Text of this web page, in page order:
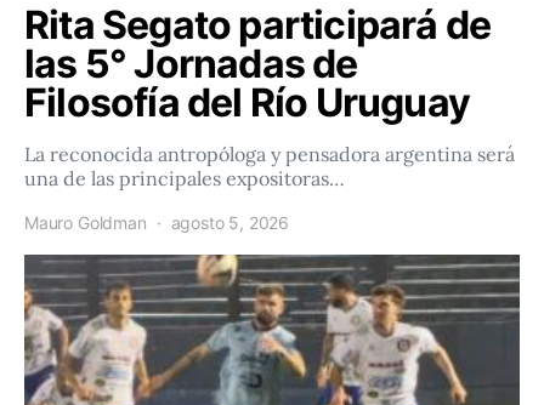
Rita Segato participará de
las 5° Jornadas de
Filosofía del Río Uruguay
La reconocida antropóloga y pensadora argentina será
una de las principales expositoras…
Mauro Goldman agosto 5, 2026